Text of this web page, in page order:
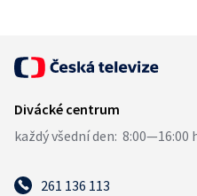
261 136 113